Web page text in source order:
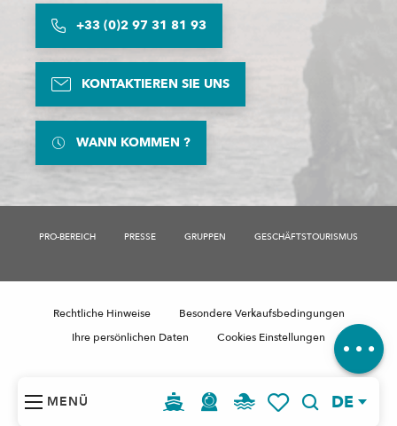
MENÜ DE
Kommentare
+33 (0)2 97 31 81 93
KONTAKTIEREN SIE UNS
WANN KOMMEN ?
PRO-BEREICH PRESSE GRUPPEN GESCHÄFTSTOURISMUS
Rechtliche Hinweise
Besondere Verkaufsbedingungen
Ihre persönlichen Daten
Cookies Einstellungen